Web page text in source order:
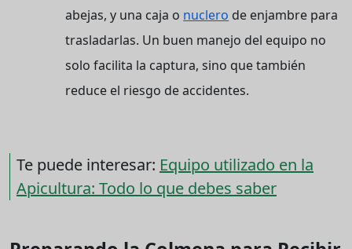
abejas, y una caja o nuclero de enjambre para
trasladarlas. Un buen manejo del equipo no
solo facilita la captura, sino que también
reduce el riesgo de accidentes.
Te puede interesar: Equipo utilizado en la
Apicultura: Todo lo que debes saber